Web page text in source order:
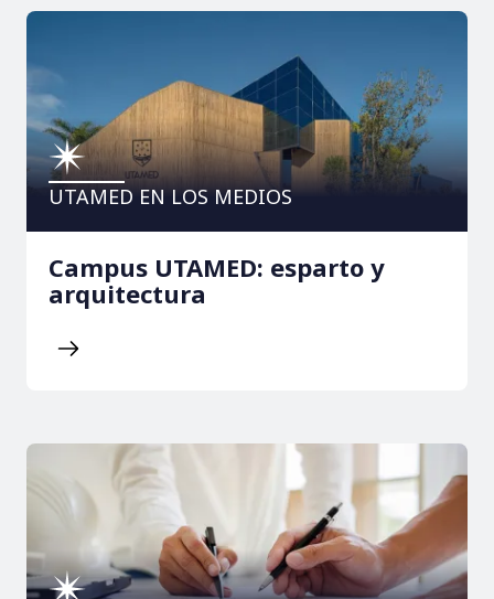
UTAMED EN LOS MEDIOS
Campus UTAMED: esparto y
arquitectura